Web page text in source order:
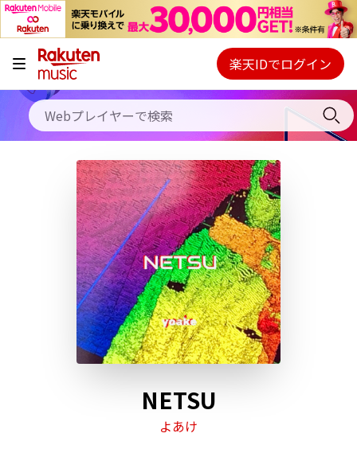
キャンペーン
料金プラン
使い方
初回30日間無料お試し
Webプレイヤー
ご契約内容の確認・変更
楽天IDでログイン
NETSU
よあけ